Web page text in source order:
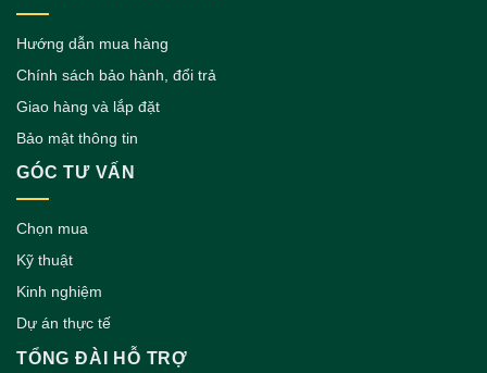
Hướng dẫn mua hàng
Chính sách bảo hành, đổi trả
Giao hàng và lắp đặt
Bảo mật thông tin
GÓC TƯ VẤN
Chọn mua
Kỹ thuật
Kinh nghiệm
Dự án thực tế
TỔNG ĐÀI HỖ TRỢ